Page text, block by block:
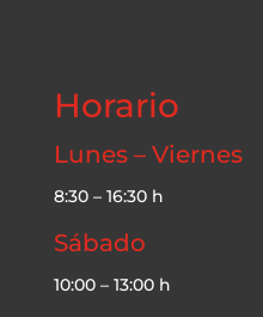
Horario
Lunes – Viernes
8:30 – 16:30 h
Sábado
10:00 – 13:00 h